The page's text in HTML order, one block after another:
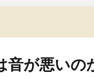
音が悪いの